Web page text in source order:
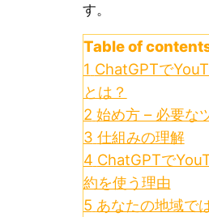
す。
Table of
1 ChatGPTで
とは？
2 始め方 – 必要な
3 仕組みの理解
4 ChatGPTで
約を使う理由
5 あなたの地域で